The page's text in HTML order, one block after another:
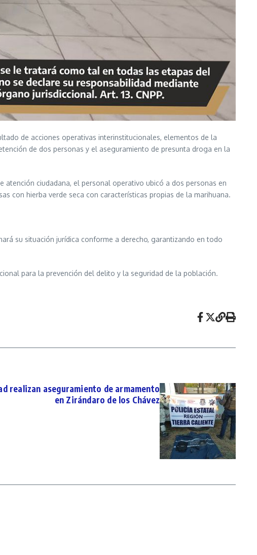
de acciones operativas interinstitucionales, elementos de la
de dos personas y el aseguramiento de presunta droga en la
atención ciudadana, el personal operativo ubicó a dos personas en
con hierba verde seca con características propias de la marihuana.
su situación jurídica conforme a derecho, garantizando en todo
para la prevención del delito y la seguridad de la población.
realizan aseguramiento de armamento
en Zirándaro de los Chávez